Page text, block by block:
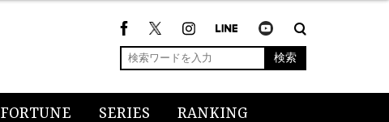
検索
FORTUNE SERIES RANKING